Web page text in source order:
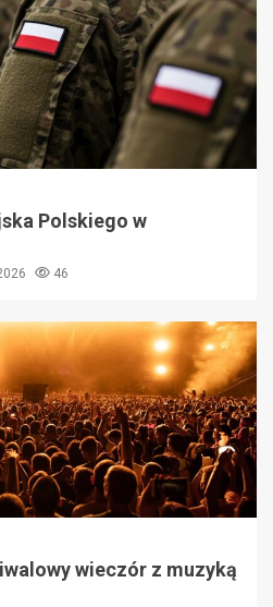
Polskiego w
46
wieczór z muzyką